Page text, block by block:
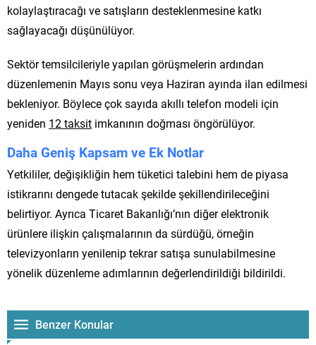
kolaylaştıracağı ve satışların desteklenmesine katkı
sağlayacağı düşünülüyor.
Sektör temsilcileriyle yapılan görüşmelerin ardından
düzenlemenin Mayıs sonu veya Haziran ayında ilan edilmesi
bekleniyor. Böylece çok sayıda akıllı telefon modeli için
yeniden 12 taksit imkanının doğması öngörülüyor.
Daha Geniş Kapsam ve Ek Notlar
Yetkililer, değişikliğin hem tüketici talebini hem de piyasa
istikrarını dengede tutacak şekilde şekillendirileceğini
belirtiyor. Ayrıca Ticaret Bakanlığı’nın diğer elektronik
ürünlere ilişkin çalışmalarının da sürdüğü, örneğin
televizyonların yenilenip tekrar satışa sunulabilmesine
yönelik düzenleme adımlarının değerlendirildiği bildirildi.
Benzer Konular